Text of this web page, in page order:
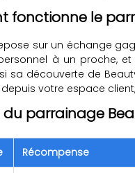
fonctionne le
sur un échange
à un proche,
sa découverte de
votre espace
du parrainage
Récompense